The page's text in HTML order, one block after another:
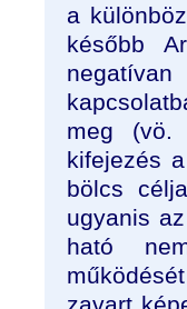
a
később
meg (vö.
kifejezés
bölcs
ugyanis
ható
zavart